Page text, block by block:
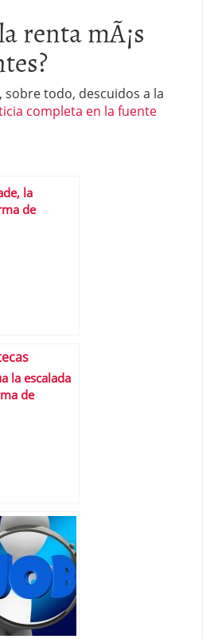
renta mÃ¡s
sobre todo, descuidos a la
completa en la fuente
la
de
la escalada
de